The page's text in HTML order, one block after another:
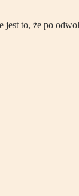
to, że po